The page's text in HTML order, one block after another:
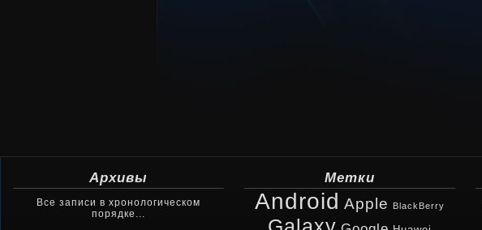
Архивы
Все записи в хронологическом
порядке...
Метки
Android Apple BlackBerry